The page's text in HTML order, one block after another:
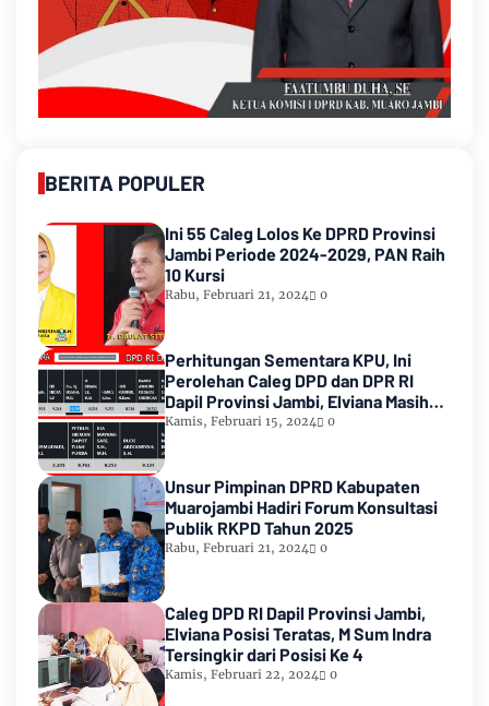
BERITA POPULER
Ini 55 Caleg Lolos Ke DPRD Provinsi
Jambi Periode 2024-2029, PAN Raih
10 Kursi
Rabu, Februari 21, 2024 0
Perhitungan Sementara KPU, Ini
Perolehan Caleg DPD dan DPR RI
Dapil Provinsi Jambi, Elviana Masih
Urutan Kedua Teratas
Kamis, Februari 15, 2024 0
Unsur Pimpinan DPRD Kabupaten
Muarojambi Hadiri Forum Konsultasi
Publik RKPD Tahun 2025
Rabu, Februari 21, 2024 0
Caleg DPD RI Dapil Provinsi Jambi,
Elviana Posisi Teratas, M Sum Indra
Tersingkir dari Posisi Ke 4
Kamis, Februari 22, 2024 0